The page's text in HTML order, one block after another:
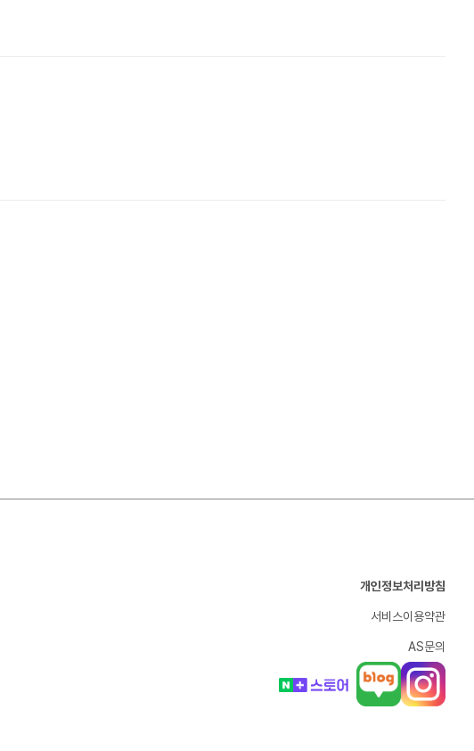
개인정보처리방침
서비스이용약관
AS문의